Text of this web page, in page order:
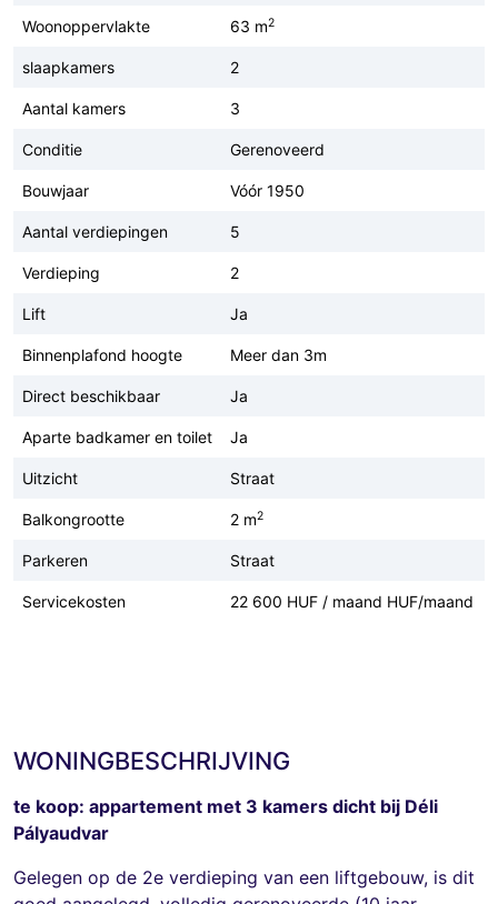
Woonoppervlakte 63 m2
slaapkamers 2
Aantal kamers 3
Conditie Gerenoveerd
Bouwjaar Vóór 1950
Aantal verdiepingen 5
Verdieping 2
Lift Ja
Binnenplafond hoogte Meer dan 3m
Direct beschikbaar Ja
Aparte badkamer en toilet Ja
Uitzicht Straat
Balkongrootte 2 m2
Parkeren Straat
Servicekosten 22 600 HUF / maand HUF/maand
WONINGBESCHRIJVING
te koop: appartement met 3 kamers dicht bij Déli
Pályaudvar
Gelegen op de 2e verdieping van een liftgebouw, is dit